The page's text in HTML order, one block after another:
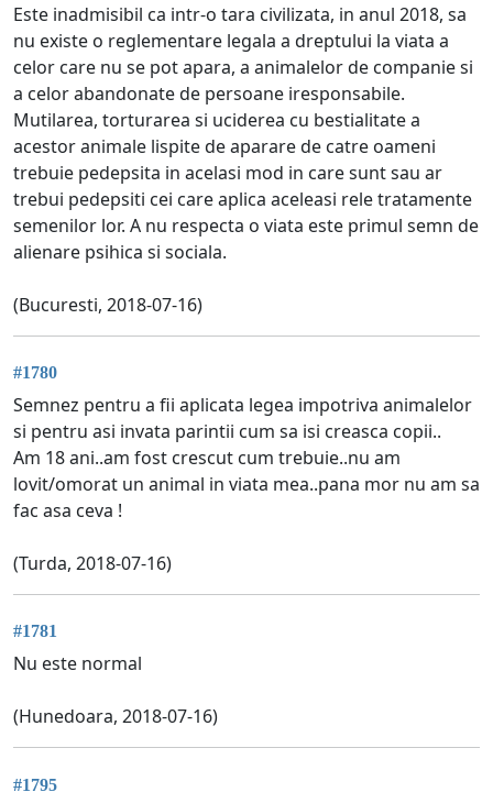
Este inadmisibil ca intr-o tara civilizata, in anul 2018, sa
nu existe o reglementare legala a dreptului la viata a
celor care nu se pot apara, a animalelor de companie si
a celor abandonate de persoane iresponsabile.
Mutilarea, torturarea si uciderea cu bestialitate a
acestor animale lispite de aparare de catre oameni
trebuie pedepsita in acelasi mod in care sunt sau ar
trebui pedepsiti cei care aplica aceleasi rele tratamente
semenilor lor. A nu respecta o viata este primul semn de
alienare psihica si sociala.
(Bucuresti, 2018-07-16)
#1780
Semnez pentru a fii aplicata legea impotriva animalelor
si pentru asi invata parintii cum sa isi creasca copii..
Am 18 ani..am fost crescut cum trebuie..nu am
lovit/omorat un animal in viata mea..pana mor nu am sa
fac asa ceva !
(Turda, 2018-07-16)
#1781
Nu este normal
(Hunedoara, 2018-07-16)
#1795